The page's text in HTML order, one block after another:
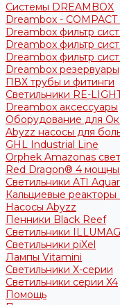
Системы DREAMBOX
Dreambox -
Dreambox фильтр
Dreambox фильтр
Dreambox фильтр
Dreambox резервуары
ПВХ трубы и фитинги
Светильники RE-
Dreambox аксессуары
Оборудование для
Abyzz насосы для
GHL Industrial Line
Orphek Amazonas
Red Dragon® 4
Светильники ATI
Кальциевые
Насосы Abyzz
Пенники Black Reef
Светильники
Светильники piXel
Лампы Vitamini
Светильники X-серии
Светильники серии X4
Помощь